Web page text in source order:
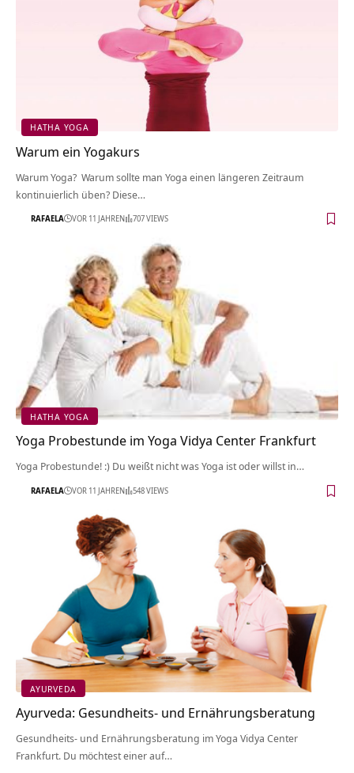
HATHA YOGA
Warum ein Yogakurs
Warum Yoga? Warum sollte man Yoga einen längeren Zeitraum
kontinuierlich üben? Diese…
RAFAELA VOR 11 JAHREN 707 VIEWS
HATHA YOGA
Yoga Probestunde im Yoga Vidya Center Frankfurt
Yoga Probestunde! :) Du weißt nicht was Yoga ist oder willst in…
RAFAELA VOR 11 JAHREN 548 VIEWS
AYURVEDA
Ayurveda: Gesundheits- und Ernährungsberatung
Gesundheits- und Ernährungsberatung im Yoga Vidya Center
Frankfurt. Du möchtest einer auf…